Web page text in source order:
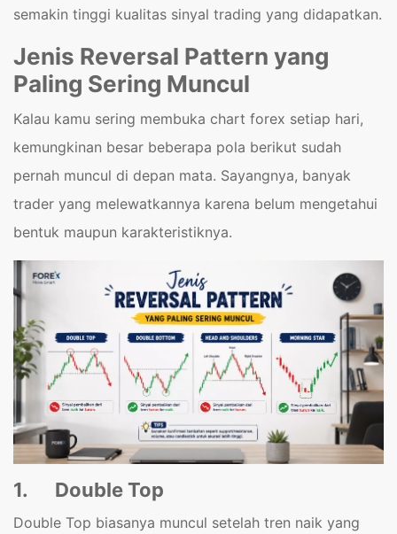
semakin tinggi kualitas sinyal trading yang didapatkan.
Jenis Reversal Pattern yang
Paling Sering Muncul
Kalau kamu sering membuka chart forex setiap hari,
kemungkinan besar beberapa pola berikut sudah
pernah muncul di depan mata. Sayangnya, banyak
trader yang melewatkannya karena belum mengetahui
bentuk maupun karakteristiknya.
1. Double Top
Double Top biasanya muncul setelah tren naik yang